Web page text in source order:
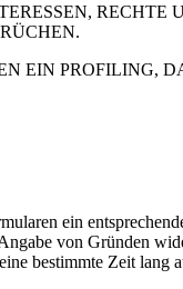
RECHTE
EIN PROFILING,
ein
von Gründen
bestimmte Zeit lang